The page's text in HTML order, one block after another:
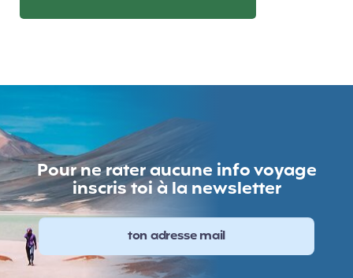
Pour ne rater aucune info voyage
inscris toi à la newsletter